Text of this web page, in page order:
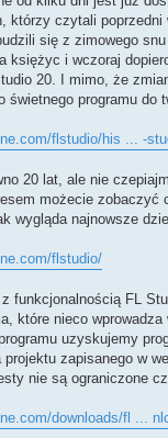
którzy czytali
się z zimowego
księżyc i wczoraj
20. I mimo, że
świetnego programu
flstudio/his ... -
20 lat, ale nie
możecie
wygląda najnowsze
flstudio/
funkcjonalnością FL
które nieco
uzyskujemy
projektu zapisanego w
nie są ograniczone
downloads/fl ...